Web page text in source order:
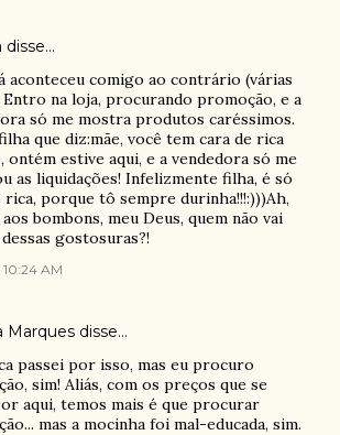
disse…
aconteceu comigo ao contrário (várias
Entro na loja, procurando promoção, e a
só me mostra produtos caréssimos.
que diz:mãe, você tem cara de rica
ontém estive aqui, e a vendedora só me
as liquidações! Infelizmente filha, é só
rica, porque tô sempre durinha!!!:)))Ah,
bombons, meu Deus, quem não vai
gostosuras?!
AM
Marques disse…
passei por isso, mas eu procuro
sim! Aliás, com os preços que se
aqui, temos mais é que procurar
mas a mocinha foi mal-educada, sim.